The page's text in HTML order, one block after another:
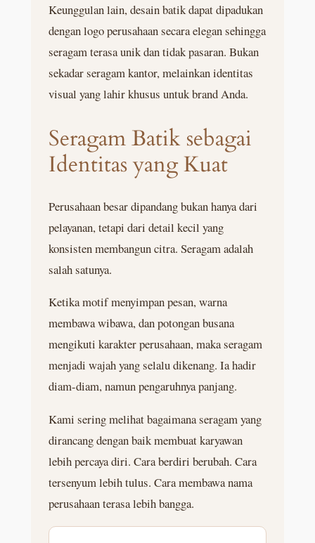
Keunggulan lain, desain batik dapat dipadukan
dengan logo perusahaan secara elegan sehingga
seragam terasa unik dan tidak pasaran. Bukan
sekadar seragam kantor, melainkan identitas
visual yang lahir khusus untuk brand Anda.
Seragam Batik sebagai
Identitas yang Kuat
Perusahaan besar dipandang bukan hanya dari
pelayanan, tetapi dari detail kecil yang
konsisten membangun citra. Seragam adalah
salah satunya.
Ketika motif menyimpan pesan, warna
membawa wibawa, dan potongan busana
mengikuti karakter perusahaan, maka seragam
menjadi wajah yang selalu dikenang. Ia hadir
diam-diam, namun pengaruhnya panjang.
Kami sering melihat bagaimana seragam yang
dirancang dengan baik membuat karyawan
lebih percaya diri. Cara berdiri berubah. Cara
tersenyum lebih tulus. Cara membawa nama
perusahaan terasa lebih bangga.